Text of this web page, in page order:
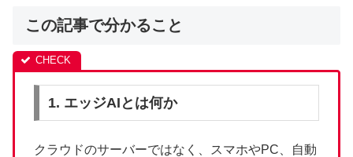
この記事で分かること
1. エッジAIとは何か
クラウドのサーバーではなく、スマホやPC、自動